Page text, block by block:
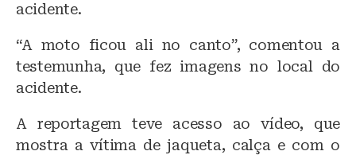
acidente.
“A moto ficou ali no canto”, comentou a
testemunha, que fez imagens no local do
acidente.
A reportagem teve acesso ao vídeo, que
mostra a vítima de jaqueta, calça e com o